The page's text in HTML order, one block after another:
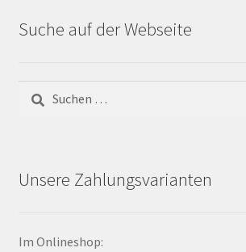
Suche auf der Webseite
Suchen
nach:
Unsere Zahlungsvarianten
Im Onlineshop: